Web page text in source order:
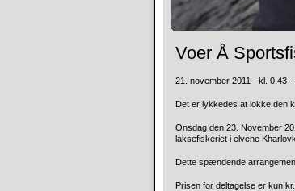
Voer Å
21. november 2011 - kl. 0:43 -
Det er lykkedes at lokke den
Onsdag den 23. November
laksefiskeriet i elvene
Dette spændende
Prisen for deltagelse er kun